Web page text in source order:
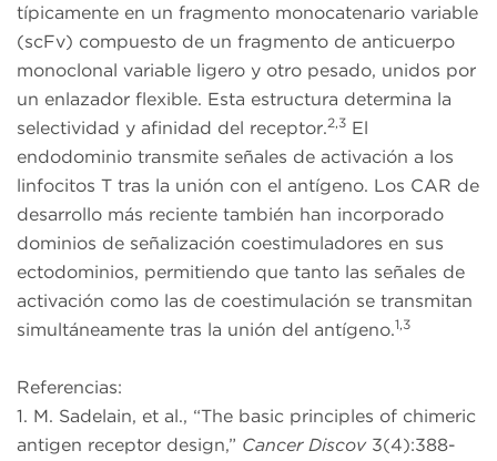
típicamente en un fragmento monocatenario variable
(scFv) compuesto de un fragmento de anticuerpo
monoclonal variable ligero y otro pesado, unidos por
un enlazador flexible. Esta estructura determina la
selectividad y afinidad del receptor.2,3 El
endodominio transmite señales de activación a los
linfocitos T tras la unión con el antígeno. Los CAR de
desarrollo más reciente también han incorporado
dominios de señalización coestimuladores en sus
ectodominios, permitiendo que tanto las señales de
activación como las de coestimulación se transmitan
simultáneamente tras la unión del antígeno.1,3
Referencias:
1. M. Sadelain, et al., “The basic principles of chimeric
antigen receptor design,” Cancer Discov 3(4):388-